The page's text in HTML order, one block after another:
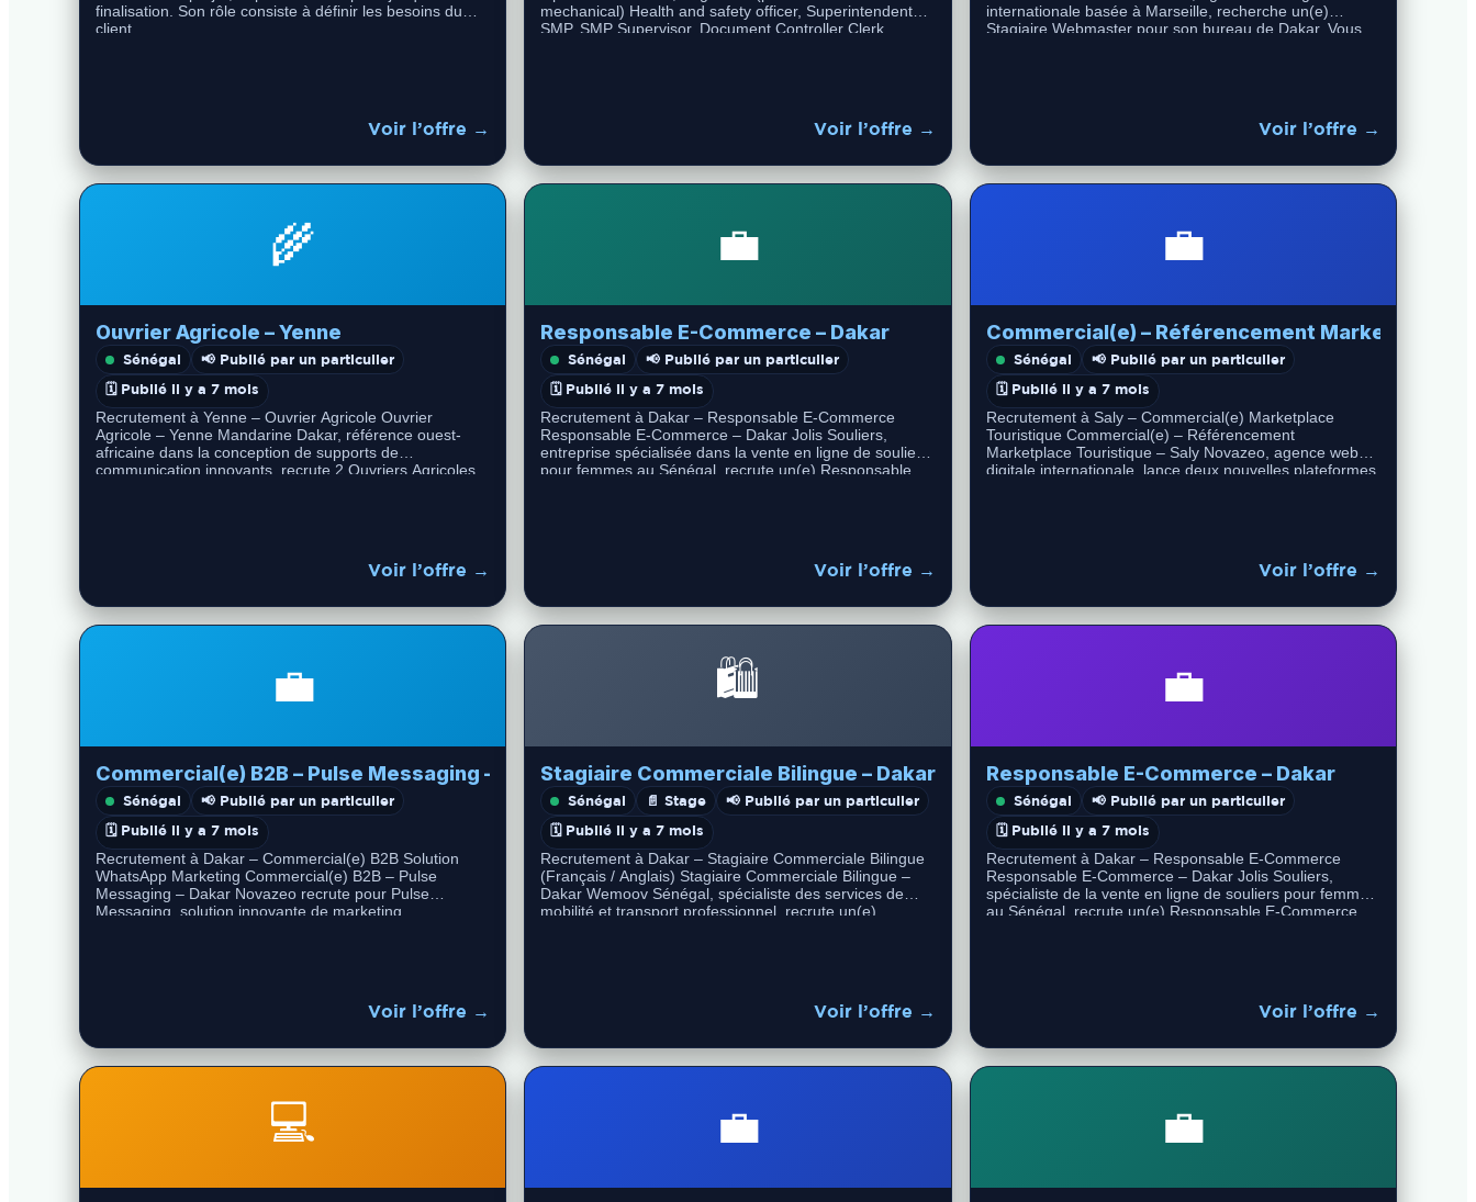
finalisation. Son rôle consiste à définir les besoins du
client,…
Voir l’offre →
mechanical) Health and safety officer, Superintendent
SMP, SMP Supervisor, Document Controller Clerk,
Voir l’offre →
internationale basée à Marseille, recherche un(e)
Stagiaire Webmaster pour son bureau de Dakar. Vous…
Voir l’offre →
🌾
Ouvrier Agricole – Yenne
Sénégal
📢 Publié par un particulier
🗓️ Publié il y a 7 mois
Recrutement à Yenne – Ouvrier Agricole Ouvrier
Agricole – Yenne Mandarine Dakar, référence ouest-
africaine dans la conception de supports de
communication innovants, recrute 2 Ouvriers Agricoles
Voir l’offre →
💼
Responsable E-Commerce – Dakar
Sénégal
📢 Publié par un particulier
🗓️ Publié il y a 7 mois
Recrutement à Dakar – Responsable E-Commerce
Responsable E-Commerce – Dakar Jolis Souliers,
entreprise spécialisée dans la vente en ligne de souliers
pour femmes au Sénégal, recrute un(e) Responsable…
Voir l’offre →
💼
Commercial(e) – Référencement Marketplace
Sénégal
📢 Publié par un particulier
🗓️ Publié il y a 7 mois
Recrutement à Saly – Commercial(e) Marketplace
Touristique Commercial(e) – Référencement
Marketplace Touristique – Saly Novazeo, agence web
digitale internationale, lance deux nouvelles plateformes
Voir l’offre →
💼
Commercial(e) B2B – Pulse Messaging – Dakar
Sénégal
📢 Publié par un particulier
🗓️ Publié il y a 7 mois
Recrutement à Dakar – Commercial(e) B2B Solution
WhatsApp Marketing Commercial(e) B2B – Pulse
Messaging – Dakar Novazeo recrute pour Pulse
Messaging, solution innovante de marketing
Voir l’offre →
🛍️
Stagiaire Commerciale Bilingue – Dakar
Sénégal 📄 Stage
📢 Publié par un particulier
🗓️ Publié il y a 7 mois
Recrutement à Dakar – Stagiaire Commerciale Bilingue
(Français / Anglais) Stagiaire Commerciale Bilingue –
Dakar Wemoov Sénégal, spécialiste des services de
mobilité et transport professionnel, recrute un(e)
Voir l’offre →
💼
Responsable E-Commerce – Dakar
Sénégal
📢 Publié par un particulier
🗓️ Publié il y a 7 mois
Recrutement à Dakar – Responsable E-Commerce
Responsable E-Commerce – Dakar Jolis Souliers,
spécialiste de la vente en ligne de souliers pour femmes
au Sénégal, recrute un(e) Responsable E-Commerce…
Voir l’offre →
💻 💼 💼